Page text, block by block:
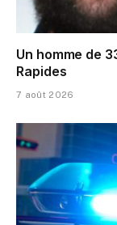
Un homme de
Rapides
7 août 2026